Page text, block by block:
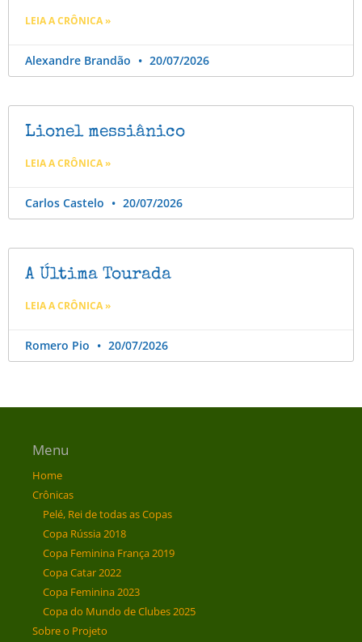
LEIA A CRÔNICA »
Alexandre Brandão 20/07/2026
Lionel messiânico
LEIA A CRÔNICA »
Carlos Castelo 20/07/2026
A Última Tourada
LEIA A CRÔNICA »
Romero Pio 20/07/2026
Menu
Home
Crônicas
Pelé, Rei de todas as Copas
Copa Rússia 2018
Copa Feminina França 2019
Copa Catar 2022
Copa Feminina 2023
Copa do Mundo de Clubes 2025
Sobre o Projeto